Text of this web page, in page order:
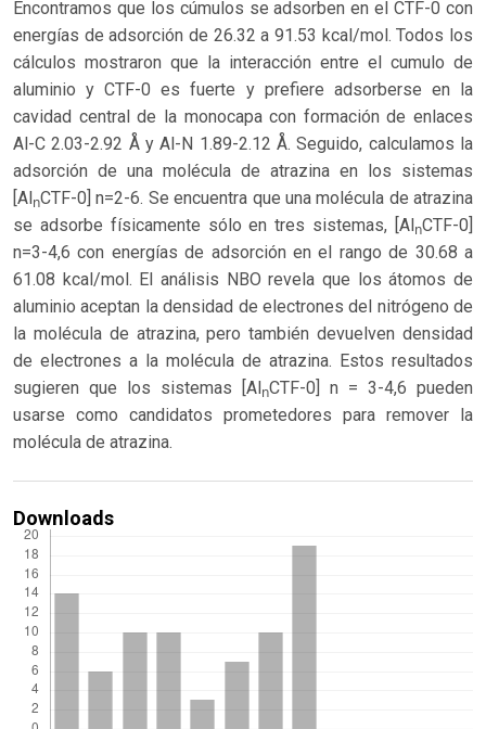
Encontramos que los cúmulos se adsorben en el CTF-0 con
energías de adsorción de 26.32 a 91.53 kcal/mol. Todos los
cálculos mostraron que la interacción entre el cumulo de
aluminio y CTF-0 es fuerte y prefiere adsorberse en la
cavidad central de la monocapa con formación de enlaces
Al-C 2.03-2.92 Å y Al-N 1.89-2.12 Å. Seguido, calculamos la
adsorción de una molécula de atrazina en los sistemas
[Al nCTF-0] n=2-6. Se encuentra que una molécula de atrazina
se adsorbe físicamente sólo en tres sistemas, [Al nCTF-0]
n=3-4,6 con energías de adsorción en el rango de 30.68 a
61.08 kcal/mol. El análisis NBO revela que los átomos de
aluminio aceptan la densidad de electrones del nitrógeno de
la molécula de atrazina, pero también devuelven densidad
de electrones a la molécula de atrazina. Estos resultados
sugieren que los sistemas [Al nCTF-0] n = 3-4,6 pueden
usarse como candidatos prometedores para remover la
molécula de atrazina.
Downloads